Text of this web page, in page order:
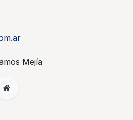
Mejía